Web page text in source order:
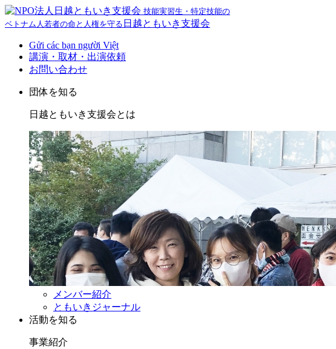
技能実習生・特定技能の
ベトナム人若者の命と人権を守る 日越ともいき支援会
Gửi các bạn người Việt
講演・取材・出演依頼
お問い合わせ
団体を知る
日越ともいき支援会とは
メンバー紹介
ともいきジャーナル
活動を知る
事業紹介